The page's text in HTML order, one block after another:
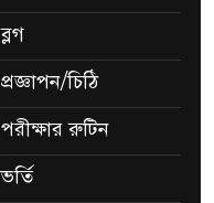
ব্লগ
প্রজ্ঞাপন/চিঠি
পরীক্ষার রুটিন
ভর্তি